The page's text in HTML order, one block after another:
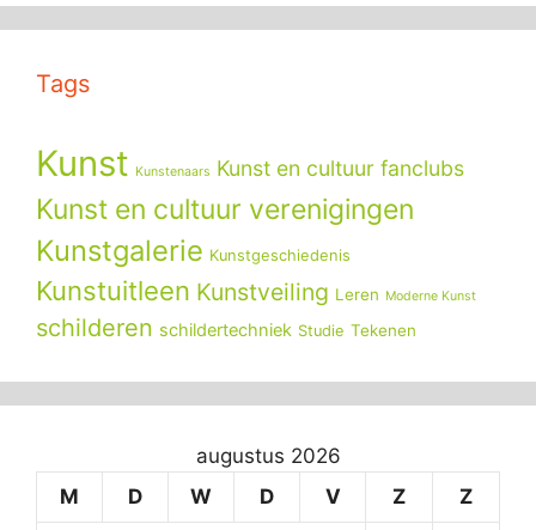
Tags
Kunst Kunstenaars Kunst en cultuur fanclubs
Kunst en cultuur verenigingen
Kunstgalerie Kunstgeschiedenis
Kunstuitleen Kunstveiling Leren Moderne Kunst
schilderen schildertechniek Studie Tekenen
augustus 2026
M
D W D V Z Z